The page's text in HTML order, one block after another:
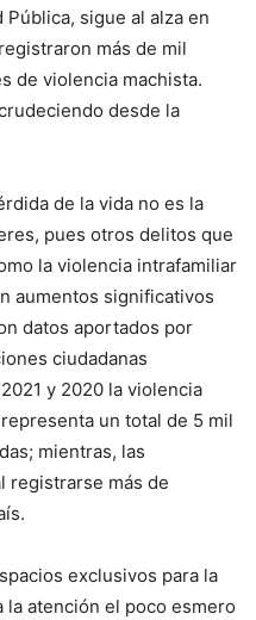
sigue al alza en
más de mil
de violencia machista.
desde la
de la vida no es la
pues otros delitos que
la violencia intrafamiliar
aumentos significativos
datos aportados por
ciudadanas
y 2020 la violencia
un total de 5 mil
mientras, las
registrarse más de
exclusivos para la
la atención el poco esmero